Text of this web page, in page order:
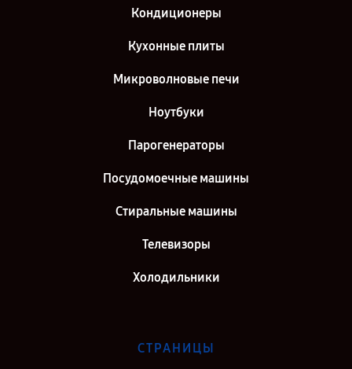
Кондиционеры
Кухонные плиты
Микроволновые печи
Ноутбуки
Парогенераторы
Посудомоечные машины
Стиральные машины
Телевизоры
Холодильники
СТРАНИЦЫ